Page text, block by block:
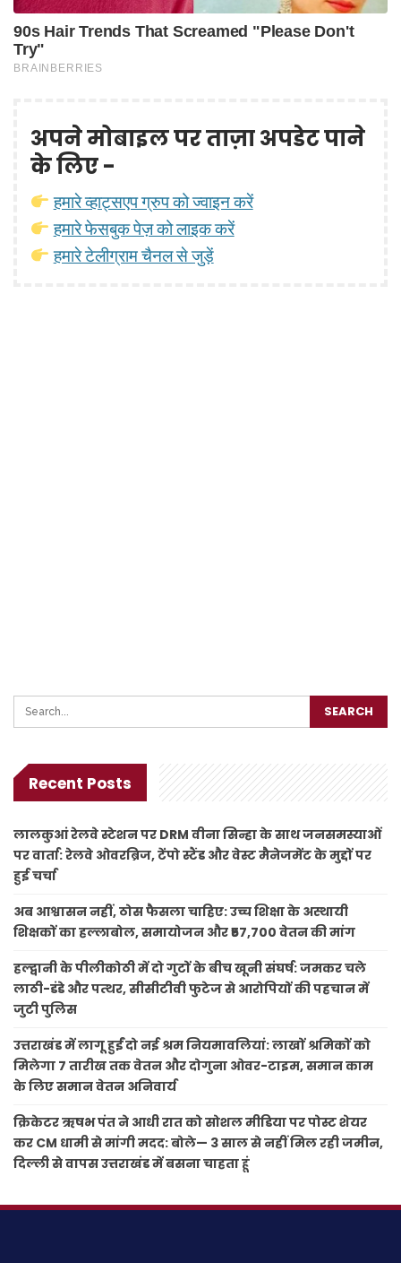
अपने मोबाइल पर ताज़ा अपडेट पाने
के लिए -
हमारे व्हाट्सएप ग्रुप को ज्वाइन करें
हमारे फेसबुक पेज़ को लाइक करें
हमारे टेलीग्राम चैनल से जुड़ें
Recent Posts
लालकुआं रेलवे स्टेशन पर DRM वीना सिन्हा के साथ जनसमस्याओं
पर वार्ता: रेलवे ओवरब्रिज, टेंपो स्टैंड और वेस्ट मैनेजमेंट के मुद्दों पर
हुई चर्चा
अब आश्वासन नहीं, ठोस फैसला चाहिए: उच्च शिक्षा के अस्थायी
शिक्षकों का हल्लाबोल, समायोजन और ₹57,700 वेतन की मांग
हल्द्वानी के पीलीकोठी में दो गुटों के बीच खूनी संघर्ष: जमकर चले
लाठी-डंडे और पत्थर, सीसीटीवी फुटेज से आरोपियों की पहचान में
जुटी पुलिस
उत्तराखंड में लागू हुईं दो नई श्रम नियमावलियां: लाखों श्रमिकों को
मिलेगा 7 तारीख तक वेतन और दोगुना ओवर-टाइम, समान काम
के लिए समान वेतन अनिवार्य
क्रिकेटर ऋषभ पंत ने आधी रात को सोशल मीडिया पर पोस्ट शेयर
कर CM धामी से मांगी मदद: बोले— 3 साल से नहीं मिल रही जमीन,
दिल्ली से वापस उत्तराखंड में बसना चाहता हूं